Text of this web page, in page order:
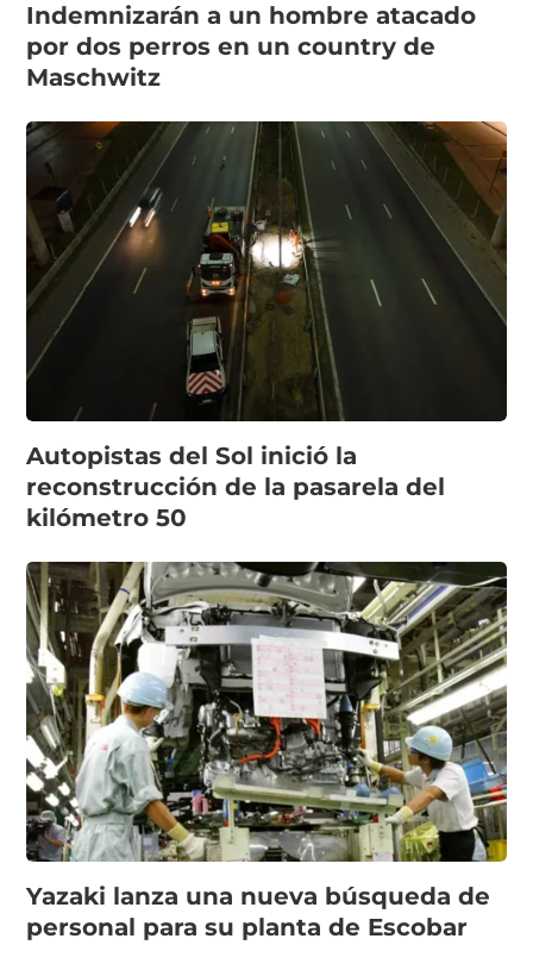
Indemnizarán a un hombre atacado
por dos perros en un country de
Maschwitz
Autopistas del Sol inició la
reconstrucción de la pasarela del
kilómetro 50
Yazaki lanza una nueva búsqueda de
personal para su planta de Escobar